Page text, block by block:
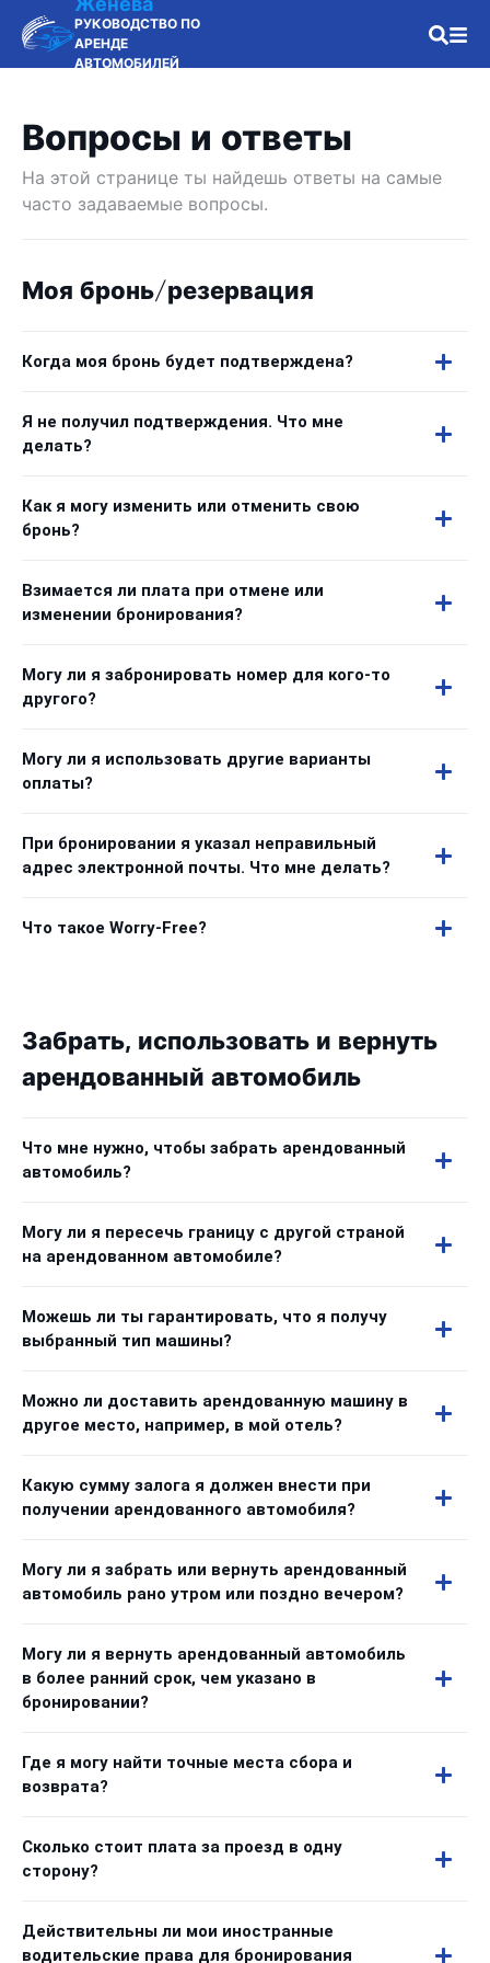
РУКОВОДСТВО ПО
АРЕНДЕ
АВТОМОБИЛЕЙ
Вопросы и ответы
На этой странице ты найдешь ответы на самые
часто задаваемые вопросы.
Моя бронь/резервация
Когда моя бронь будет подтверждена?
Я не получил подтверждения. Что мне
делать?
Как я могу изменить или отменить свою
бронь?
Взимается ли плата при отмене или
изменении бронирования?
Могу ли я забронировать номер для кого-то
другого?
Могу ли я использовать другие варианты
оплаты?
При бронировании я указал неправильный
адрес электронной почты. Что мне делать?
Что такое Worry-Free?
Забрать, использовать и вернуть
арендованный автомобиль
Что мне нужно, чтобы забрать арендованный
автомобиль?
Могу ли я пересечь границу с другой страной
на арендованном автомобиле?
Можешь ли ты гарантировать, что я получу
выбранный тип машины?
Можно ли доставить арендованную машину в
другое место, например, в мой отель?
Какую сумму залога я должен внести при
получении арендованного автомобиля?
Могу ли я забрать или вернуть арендованный
автомобиль рано утром или поздно вечером?
Могу ли я вернуть арендованный автомобиль
в более ранний срок, чем указано в
бронировании?
Где я могу найти точные места сбора и
возврата?
Сколько стоит плата за проезд в одну
сторону?
Действительны ли мои иностранные
водительские права для бронирования